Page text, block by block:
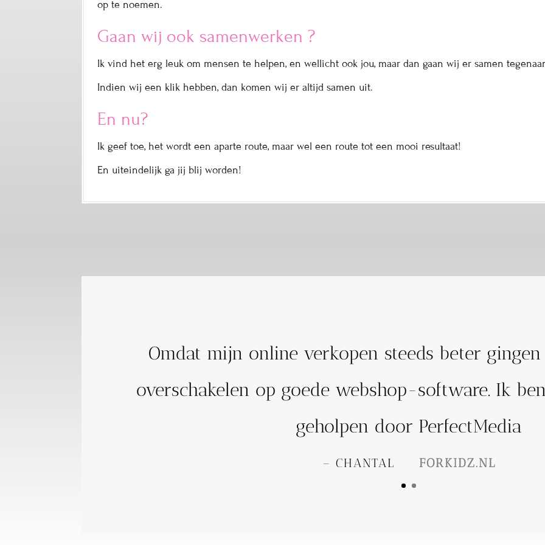
op te noemen.
Gaan wij ook samenwerken ?
Ik vind het erg leuk om mensen te helpen, en wellicht ook jou, maar dan gaan wij er samen
Indien wij een klik hebben, dan komen wij er altijd samen uit.
En nu?
Ik geef toe, het wordt een aparte route, maar wel een route tot een mooi resultaat!
En uiteindelijk ga jij blij worden!
Omdat mijn online verkopen steeds beter
overschakelen op goede webshop-software. Ik
geholpen door PerfectMedia
– CHANTAL FORKIDZ.NL